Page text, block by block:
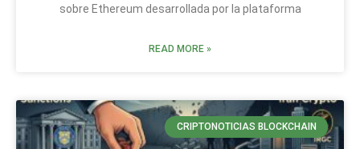
sobre Ethereum desarrollada por la plataforma
READ MORE »
CRIPTONOTICIAS BLOCKCHAIN